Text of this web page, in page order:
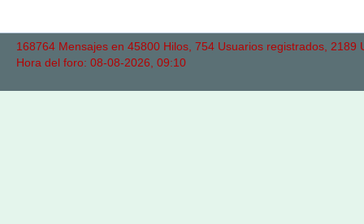
168764 Mensajes en 45800 Hilos, 754 Usuarios registrados,
Hora del foro: 08-08-2026, 09:10